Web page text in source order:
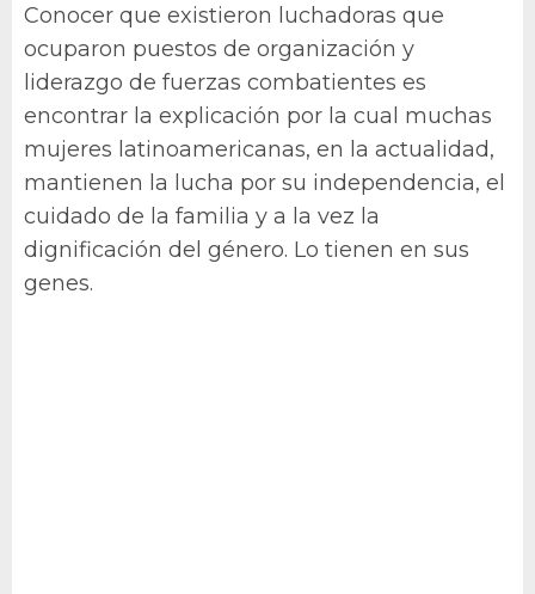
Conocer que existieron luchadoras que
ocuparon puestos de organización y
liderazgo de fuerzas combatientes es
encontrar la explicación por la cual muchas
mujeres latinoamericanas, en la actualidad,
mantienen la lucha por su independencia, el
cuidado de la familia y a la vez la
dignificación del género. Lo tienen en sus
genes.